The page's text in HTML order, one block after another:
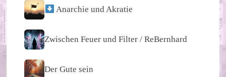
Anarchie und Akratie
Zwischen Feuer und Filter / ReBernhard
Der Gute sein